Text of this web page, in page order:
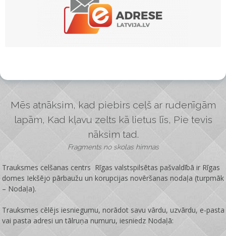
Mēs atnāksim, kad piebirs ceļš ar rudenīgām
lapām, Kad kļavu zelts kā lietus līs, Pie tevis
nāksim tad.
Fragments no skolas himnas
Trauksmes celšanas centrs Rīgas valstspilsētas pašvaldībā ir Rīgas
domes Iekšējo pārbaužu un korupcijas novēršanas nodaļa (turpmāk
– Nodaļa).
Trauksmes cēlējs iesniegumu, norādot savu vārdu, uzvārdu, e-pasta
vai pasta adresi un tālruņa numuru, iesniedz Nodaļā: